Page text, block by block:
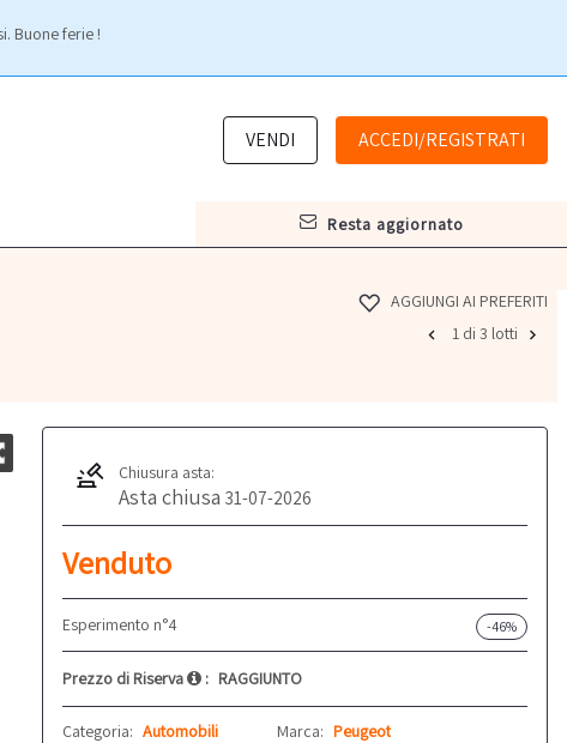
Buone ferie !
VENDI ACCEDI/REGISTRATI
resta aggiornato
AGGIUNGI AI PREFERITI
1 di 3 lotti
Chiusura asta:
Asta chiusa 31-07-2026
Venduto
Esperimento n°4 -46%
Prezzo di Riserva : RAGGIUNTO
Categoria: Automobili Marca: Peugeot